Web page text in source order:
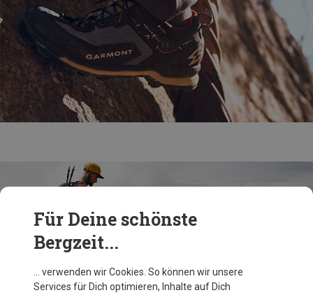
Für Deine schönste
Bergzeit...
… verwenden wir Cookies. So können wir unsere
Services für Dich optimieren, Inhalte auf Dich